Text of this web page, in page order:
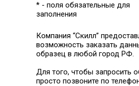
* - поля обязательные для
заполнения
Компания “Скилл”
возможность заказать
образец в любой город РФ.
Для того, чтобы запросить
просто позвоните по